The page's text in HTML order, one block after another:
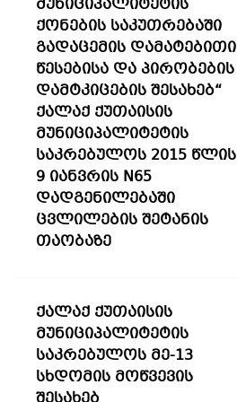
მუნიციპალიტეტის
ქონების საკუთრებაში
გადაცემის დამატებითი
წესებისა და პირობების
დამტკიცების შესახებ“
ქალაქ ქუთაისის
მუნიციპალიტეტის
საკრებულოს 2015 წლის
9 იანვრის N65
დადგენილებაში
ცვლილების შეტანის
თაობაზე
ქალაქ ქუთაისის
მუნიციპალიტეტის
საკრებულოს მე-13
სხდომის მოწვევის